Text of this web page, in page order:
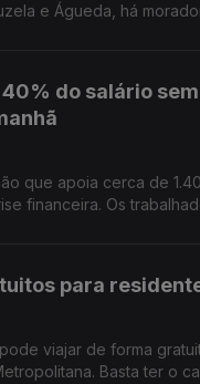
e Águeda, há
do salário
que apoia cerca de
financeira. Os
para
viajar de forma
Basta ter o